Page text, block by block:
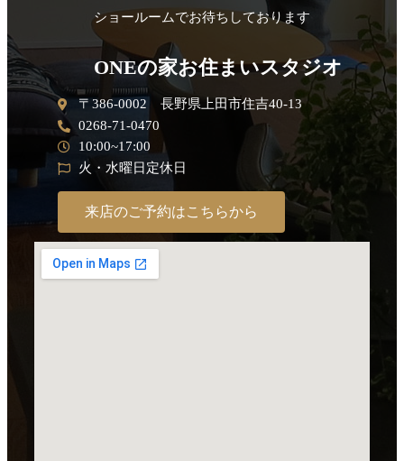
ショールームでお待ちしております
ONEの家お住まいスタジオ
〒386-0002 長野県上田市住吉40-13
0268-71-0470
10:00~17:00
火・水曜日定休日
来店のご予約はこちらから